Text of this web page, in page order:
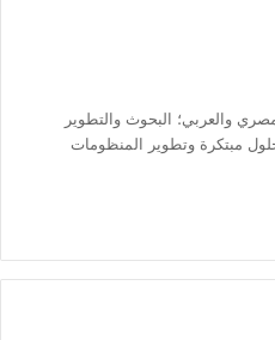
والعربي؛ البحوث والتطوير
مبتكرة وتطوير المنظومات